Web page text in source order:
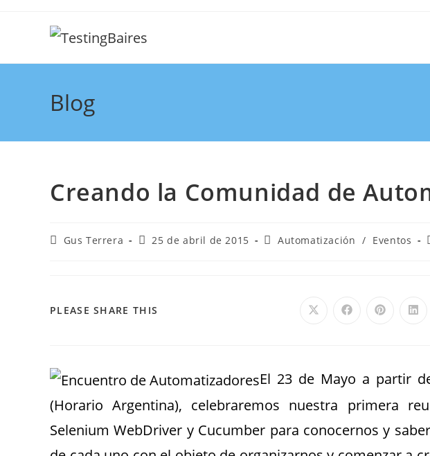
Blog
Creando la Comunidad de
Gus Terrera 25 de abril de 2015 Automatización / Eventos
PLEASE SHARE THIS
El 23 de Mayo a partir
(Horario Argentina), celebraremos nuestra primera
Selenium WebDriver y Cucumber para conocernos y